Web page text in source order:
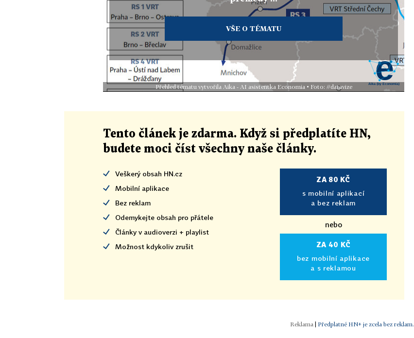
VŠE O TÉMATU
Přehled tématu vytvořila Aika - AI asistentka Economia • Foto: #datavize
Tento článek je zdarma. Když si předplatíte HN,
budete moci číst všechny naše články.
Veškerý obsah HN.cz
Mobilní aplikace
Bez reklam
Odemykejte obsah pro přátele
Články v audioverzi + playlist
Možnost kdykoliv zrušit
ZA 80 KČ
s mobilní aplikací
a bez reklam
nebo
ZA 40 KČ
bez mobilní aplikace
a s reklamou
Předplatné HN+ je zcela bez reklam.